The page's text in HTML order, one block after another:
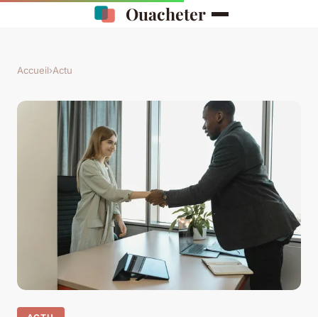
Ouacheter
Accueil›Actu